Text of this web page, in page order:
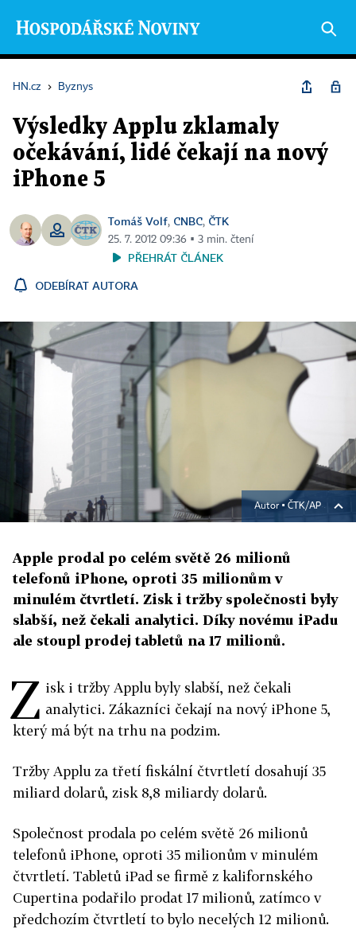
HN.cz › Byznys
Výsledky Applu zklamaly
očekávání, lidé čekají na nový
iPhone 5
Tomáš Volf, CNBC, ČTK
25. 7. 2012 09:36 ▪ 3 min. čtení
PŘEHRÁT ČLÁNEK
ODEBÍRAT AUTORA
Autor ▪ ČTK/AP
Apple prodal po celém světě 26 milionů
telefonů iPhone, oproti 35 milionům v
minulém čtvrtletí. Zisk i tržby společnosti byly
slabší, než čekali analytici. Díky novému iPadu
ale stoupl prodej tabletů na 17 milionů.
Z isk i tržby Applu byly slabší, než čekali
analytici. Zákazníci čekají na nový iPhone 5,
který má být na trhu na podzim.
Tržby Applu za třetí fiskální čtvrtletí dosahují 35
miliard dolarů, zisk 8,8 miliardy dolarů.
Společnost prodala po celém světě 26 milionů
telefonů iPhone, oproti 35 milionům v minulém
čtvrtletí. Tabletů iPad se firmě z kalifornského
Cupertina podařilo prodat 17 milionů, zatímco v
předchozím čtvrtletí to bylo necelých 12 milionů.